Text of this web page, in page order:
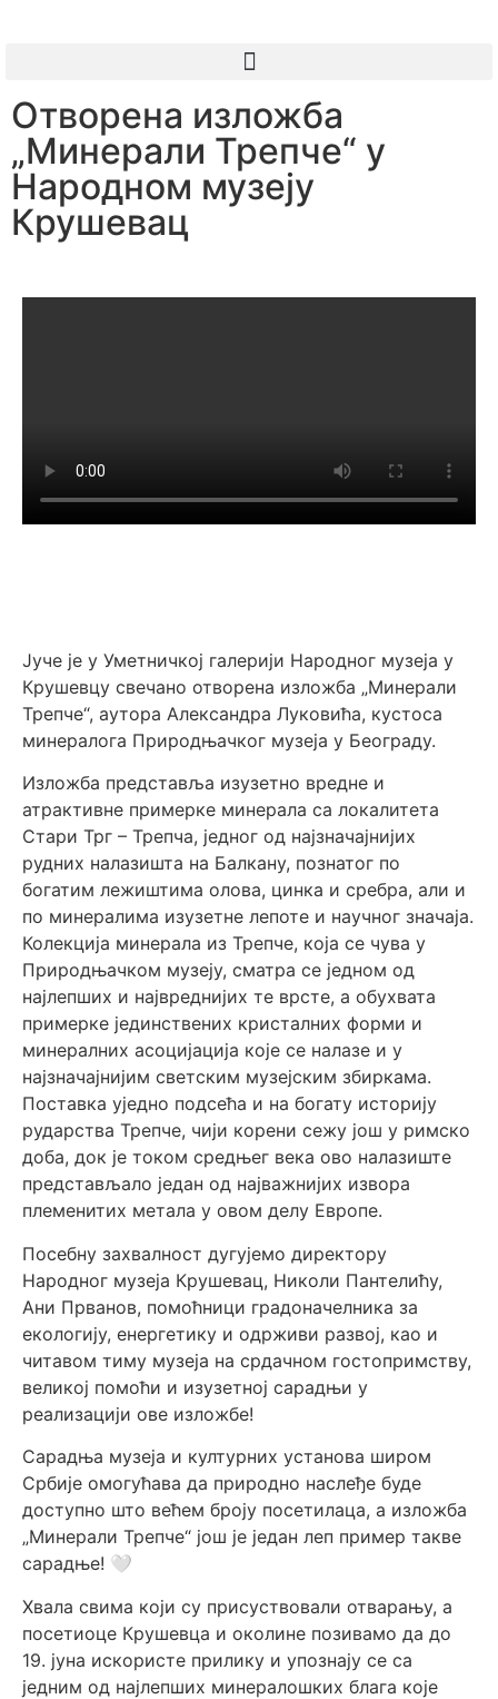
Отворена изложба
„Минерали Трепче“ у
Народном музеју
Крушевац
Јуче је у Уметничкој галерији Народног музеја у
Крушевцу свечано отворена изложба „Минерали
Трепче“, аутора Александра Луковића, кустоса
минералога Природњачког музеја у Београду.
Изложба представља изузетно вредне и
атрактивне примерке минерала са локалитета
Стари Трг – Трепча, једног од најзначајнијих
рудних налазишта на Балкану, познатог по
богатим лежиштима олова, цинка и сребра, али и
по минералима изузетне лепоте и научног значаја.
Колекција минерала из Трепче, која се чува у
Природњачком музеју, сматра се једном од
најлепших и највреднијих те врсте, а обухвата
примерке јединствених кристалних форми и
минералних асоцијација које се налазе и у
најзначајнијим светским музејским збиркама.
Поставка уједно подсећа и на богату историју
рударства Трепче, чији корени сежу још у римско
доба, док је током средњег века ово налазиште
представљало један од најважнијих извора
племенитих метала у овом делу Европе.
Посебну захвалност дугујемо директору
Народног музеја Крушевац, Николи Пантелићу,
Ани Прванов, помоћници градоначелника за
екологију, енергетику и одрживи развој, као и
читавом тиму музеја на срдачном гостопримству,
великој помоћи и изузетној сарадњи у
реализацији ове изложбе!
Сарадња музеја и културних установа широм
Србије омогућава да природно наслеђе буде
доступно што већем броју посетилаца, а изложба
„Минерали Трепче“ још је један леп пример такве
сарадње! 🤍
Хвала свима који су присуствовали отварању, а
посетиоце Крушевца и околине позивамо да до
19. јуна искористе прилику и упознају се са
једним од најлепших минералошких блага које